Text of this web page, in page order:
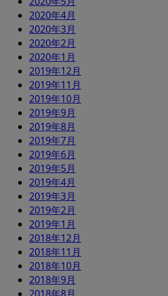
2020年4月
2020年3月
2020年2月
2020年1月
2019年12月
2019年11月
2019年10月
2019年9月
2019年8月
2019年7月
2019年6月
2019年5月
2019年4月
2019年3月
2019年2月
2019年1月
2018年12月
2018年11月
2018年10月
2018年9月